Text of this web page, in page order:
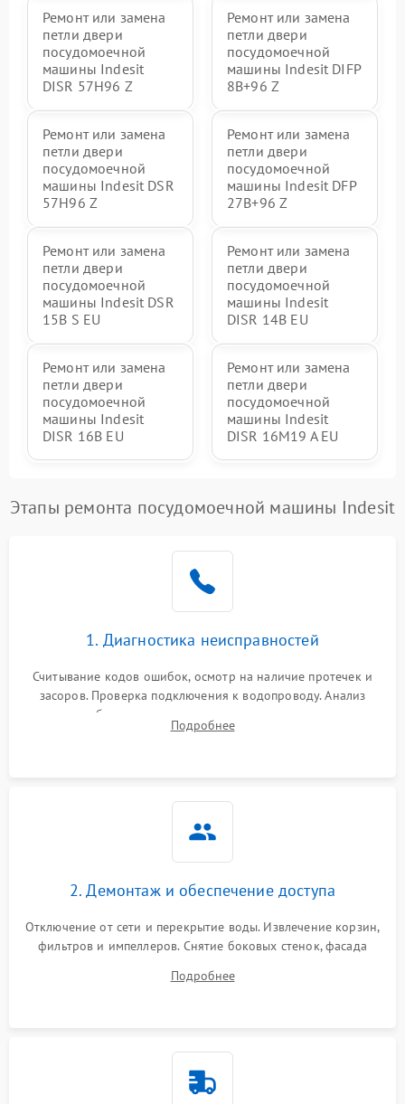
Ремонт или замена
петли двери
посудомоечной
машины Indesit
DISR 57H96 Z
Ремонт или замена
петли двери
посудомоечной
машины Indesit DIFP
8B+96 Z
Ремонт или замена
петли двери
посудомоечной
машины Indesit DSR
57H96 Z
Ремонт или замена
петли двери
посудомоечной
машины Indesit DFP
27B+96 Z
Ремонт или замена
петли двери
посудомоечной
машины Indesit DSR
15B S EU
Ремонт или замена
петли двери
посудомоечной
машины Indesit
DISR 14B EU
Ремонт или замена
петли двери
посудомоечной
машины Indesit
DISR 16B EU
Ремонт или замена
петли двери
посудомоечной
машины Indesit
DISR 16M19 A EU
Этапы ремонта посудомоечной машины Indesit
1. Диагностика неисправностей
Считывание кодов ошибок, осмотр на наличие протечек и
засоров. Проверка подключения к водопроводу. Анализ
жалоб на отсутствие слива, нагрева, вращения
разбрызгивателей или срабатывание системы защиты
Подробнее
2. Демонтаж и обеспечение доступа
Отключение от сети и перекрытие воды. Извлечение корзин,
фильтров и импеллеров. Снятие боковых стенок, фасада
циркуляционному насосу, ТЭНу и сливной помпе.
Подробнее